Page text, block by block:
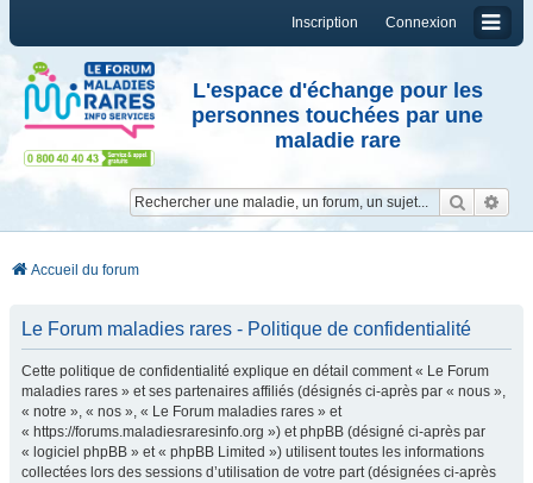
Connexion
Inscription
L'espace d'échange pour les
personnes touchées par une
maladie rare
Accueil du forum
Le Forum maladies rares - Politique de confidentialité
Cette politique de confidentialité explique en détail comment « Le Forum
maladies rares » et ses partenaires affiliés (désignés ci-après par « nous »,
« notre », « nos », « Le Forum maladies rares » et
« https://forums.maladiesraresinfo.org ») et phpBB (désigné ci-après par
« logiciel phpBB » et « phpBB Limited ») utilisent toutes les informations
collectées lors des sessions d’utilisation de votre part (désignées ci-après